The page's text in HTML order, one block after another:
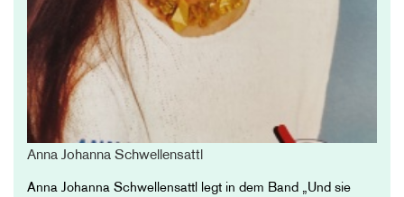
Anna Johanna Schwellensattl
Anna Johanna Schwellensattl legt in dem Band „Und sie